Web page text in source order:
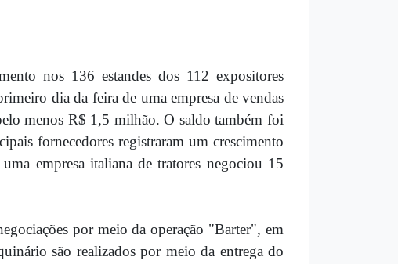
nos 136 estandes dos 112 expositores
dia da feira de uma empresa de vendas
menos R$ 1,5 milhão. O saldo também foi
fornecedores registraram um crescimento
empresa italiana de tratores negociou 15
por meio da operação "Barter", em
são realizados por meio da entrega do